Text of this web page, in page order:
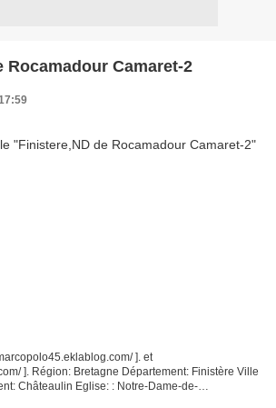
Rocamadour Camaret-2
]. et
]. Région: Bretagne Département: Finistère Ville
Châteaulin Eglise: : Notre-Dame-de-